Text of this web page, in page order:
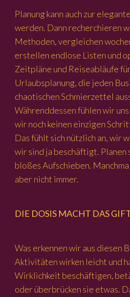
Planung kann auch zur
werden. Dann recherchieren
Methoden, vergleichen
erstellen endlose Listen und
Zeitpläne und Reiseabläufe
Urlaubsplanung, die jeden
chaotischen Schmierzettel
Währenddessen fühlen wir
wir noch keinen einzigen
Das fühlt sich nützlich an, wir
wir sind ja beschäftigt. Planen
bloßes Aufschieben.
aber nicht immer.
DIE DOSIS MACHT DAS
Was erkennen wir aus diesen
Aktivitäten wirken leicht und
Wirklichkeit beschäftigen,
oder überbrücken sie etwas.